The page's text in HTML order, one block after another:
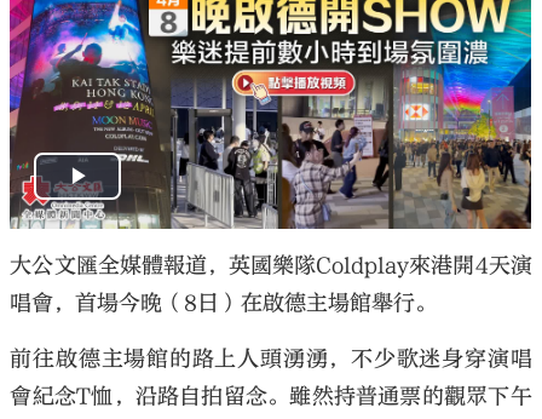
大公文匯全媒體報道，英國樂隊Coldplay來港開4天演
唱會，首場今晚（8日）在啟德主場館舉行。
前往啟德主場館的路上人頭湧湧，不少歌迷身穿演唱
會紀念T恤，沿路自拍留念。雖然持普通票的觀眾下午